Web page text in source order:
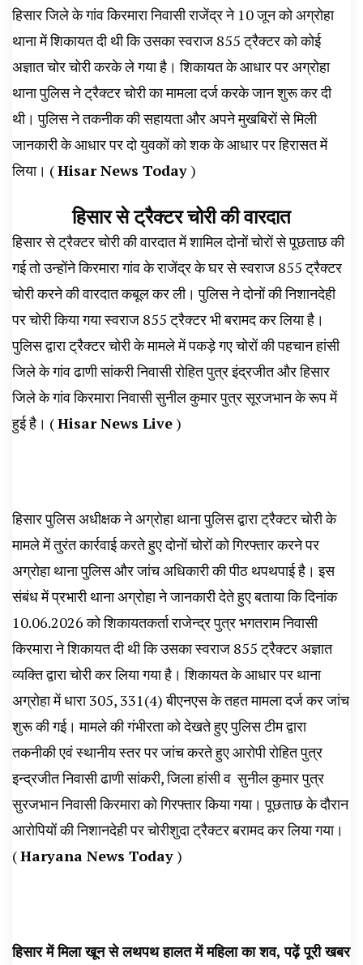
हिसार जिले के गांव किरमारा निवासी राजेंद्र ने 10 जून को अग्रोहा
थाना में शिकायत दी थी कि उसका स्वराज 855 ट्रैक्टर को कोई
अज्ञात चोर चोरी करके ले गया है। शिकायत के आधार पर अग्रोहा
थाना पुलिस ने ट्रैक्टर चोरी का मामला दर्ज करके जान शुरू कर दी
थी। पुलिस ने तकनीक की सहायता और अपने मुखबिरों से मिली
जानकारी के आधार पर दो युवकों को शक के आधार पर हिरासत में
लिया। (Hisar News Today )
हिसार से ट्रैक्टर चोरी की वारदात
हिसार से ट्रैक्टर चोरी की वारदात में शामिल दोनों चोरों से पूछताछ की
गई तो उन्होंने किरमारा गांव के राजेंद्र के घर से स्वराज 855 ट्रैक्टर
चोरी करने की वारदात कबूल कर ली। पुलिस ने दोनों की निशानदेही
पर चोरी किया गया स्वराज 855 ट्रैक्टर भी बरामद कर लिया है।
पुलिस द्वारा ट्रैक्टर चोरी के मामले में पकड़े गए चोरों की पहचान हांसी
जिले के गांव ढाणी सांकरी निवासी रोहित पुत्र इंद्रजीत और हिसार
जिले के गांव किरमारा निवासी सुनील कुमार पुत्र सूरजभान के रूप में
हुई है। (Hisar News Live )
हिसार पुलिस अधीक्षक ने अग्रोहा थाना पुलिस द्वारा ट्रैक्टर चोरी के
मामले में तुरंत कार्रवाई करते हुए दोनों चोरों को गिरफ्तार करने पर
अग्रोहा थाना पुलिस और जांच अधिकारी की पीठ थपथपाई है। इस
संबंध में प्रभारी थाना अग्रोहा ने जानकारी देते हुए बताया कि दिनांक
10.06.2026 को शिकायतकर्ता राजेन्द्र पुत्र भगतराम निवासी
किरमारा ने शिकायत दी थी कि उसका स्वराज 855 ट्रैक्टर अज्ञात
व्यक्ति द्वारा चोरी कर लिया गया है। शिकायत के आधार पर थाना
अग्रोहा में धारा 305, 331(4) बीएनएस के तहत मामला दर्ज कर जांच
शुरू की गई। मामले की गंभीरता को देखते हुए पुलिस टीम द्वारा
तकनीकी एवं स्थानीय स्तर पर जांच करते हुए आरोपी रोहित पुत्र
इन्द्रजीत निवासी ढाणी सांकरी, जिला हांसी व सुनील कुमार पुत्र
सुरजभान निवासी किरमारा को गिरफ्तार किया गया। पूछताछ के दौरान
आरोपियों की निशानदेही पर चोरीशुदा ट्रैक्टर बरामद कर लिया गया।
(Haryana News Today )
हिसार में मिला खून से लथपथ हालत में महिला का शव, पढ़ेंपूरी खबर